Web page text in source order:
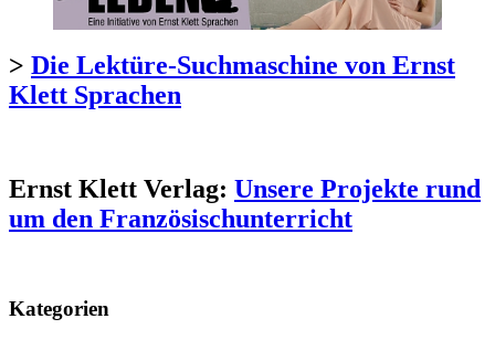
> Die Lektüre-Suchmaschine von Ernst
Klett Sprachen
Ernst Klett Verlag: Unsere Projekte rund
um den Französischunterricht
Kategorien